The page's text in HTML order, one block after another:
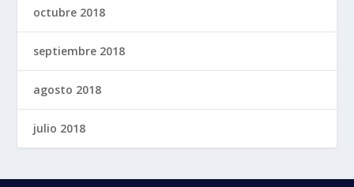
octubre 2018
septiembre 2018
agosto 2018
julio 2018